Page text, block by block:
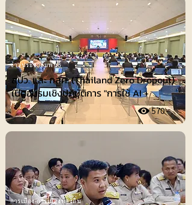
ข่าวประชาสัมพันธ์
สปว. และ กสศ. (Thailand Zero Dropout)
เปิดอบรมเชิงปฏิบัติการ "การใช้ AI +
570
การเมือง-การเมืองท้องถิ่น